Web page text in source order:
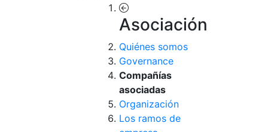
Asociación
Quiénes somos
Governance
Compañías
asociadas
Organización
Los ramos de